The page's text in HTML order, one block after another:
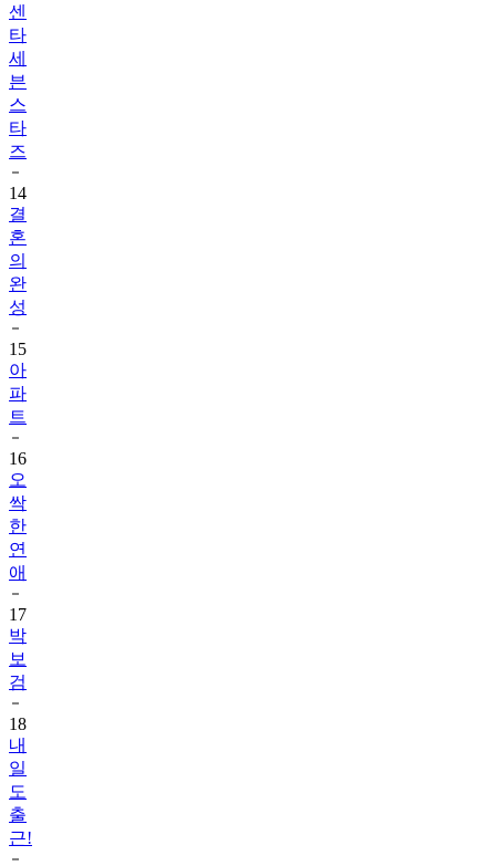
센
타
세
븐
스
타
즈
14
결
혼
의
완
성
15
아
파
트
16
오
싹
한
연
애
17
박
보
검
18
내
일
도
출
근!